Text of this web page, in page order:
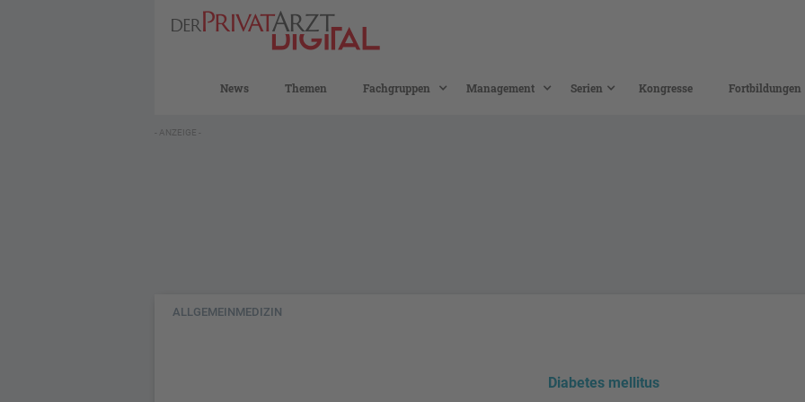
News Themen Fachgruppen Management Serien Kongresse Fortbildungen
- ANZEIGE -
ALLGEMEINMEDIZIN
Diabetes mellitus